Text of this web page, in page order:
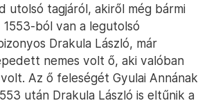
utolsó tagjáról, akiről még bármi
ból van a legutolsó
Drakula László, már
nemes volt ő, aki valóban
Az ő feleségét Gyulai Annának
után Drakula László is eltűnik a